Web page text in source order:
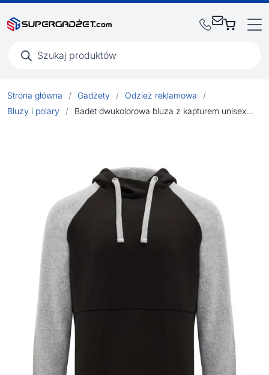
produktów
Strona główna / Gadżety / Odzież reklamowa
/
Bluzy i polary
/ Badet dwukolorowa bluza z kapturem unisex 280 g/m²